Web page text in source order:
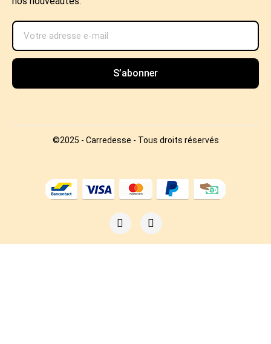
S’abonner
©2025 - Carredesse - Tous droits réservés